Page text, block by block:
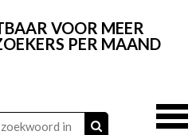
VOOR MEER
PER MAAND